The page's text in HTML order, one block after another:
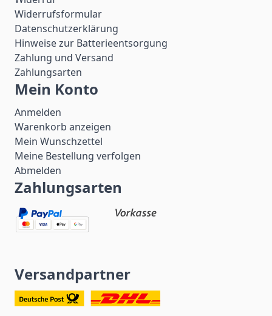
Widerrufsformular
Datenschutzerklärung
Hinweise zur Batterieentsorgung
Zahlung und Versand
Zahlungsarten
Mein Konto
Anmelden
Warenkorb anzeigen
Mein Wunschzettel
Meine Bestellung verfolgen
Abmelden
Zahlungsarten
Versandpartner